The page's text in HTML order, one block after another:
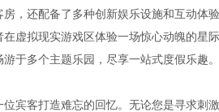
，还配备了多种创新娱乐设施和互动体
虚拟现实游戏区体验一场惊心动魄的星
于多个主题乐园，尽享一站式度假乐趣。
位宾客打造难忘的回忆。无论您是寻求刺